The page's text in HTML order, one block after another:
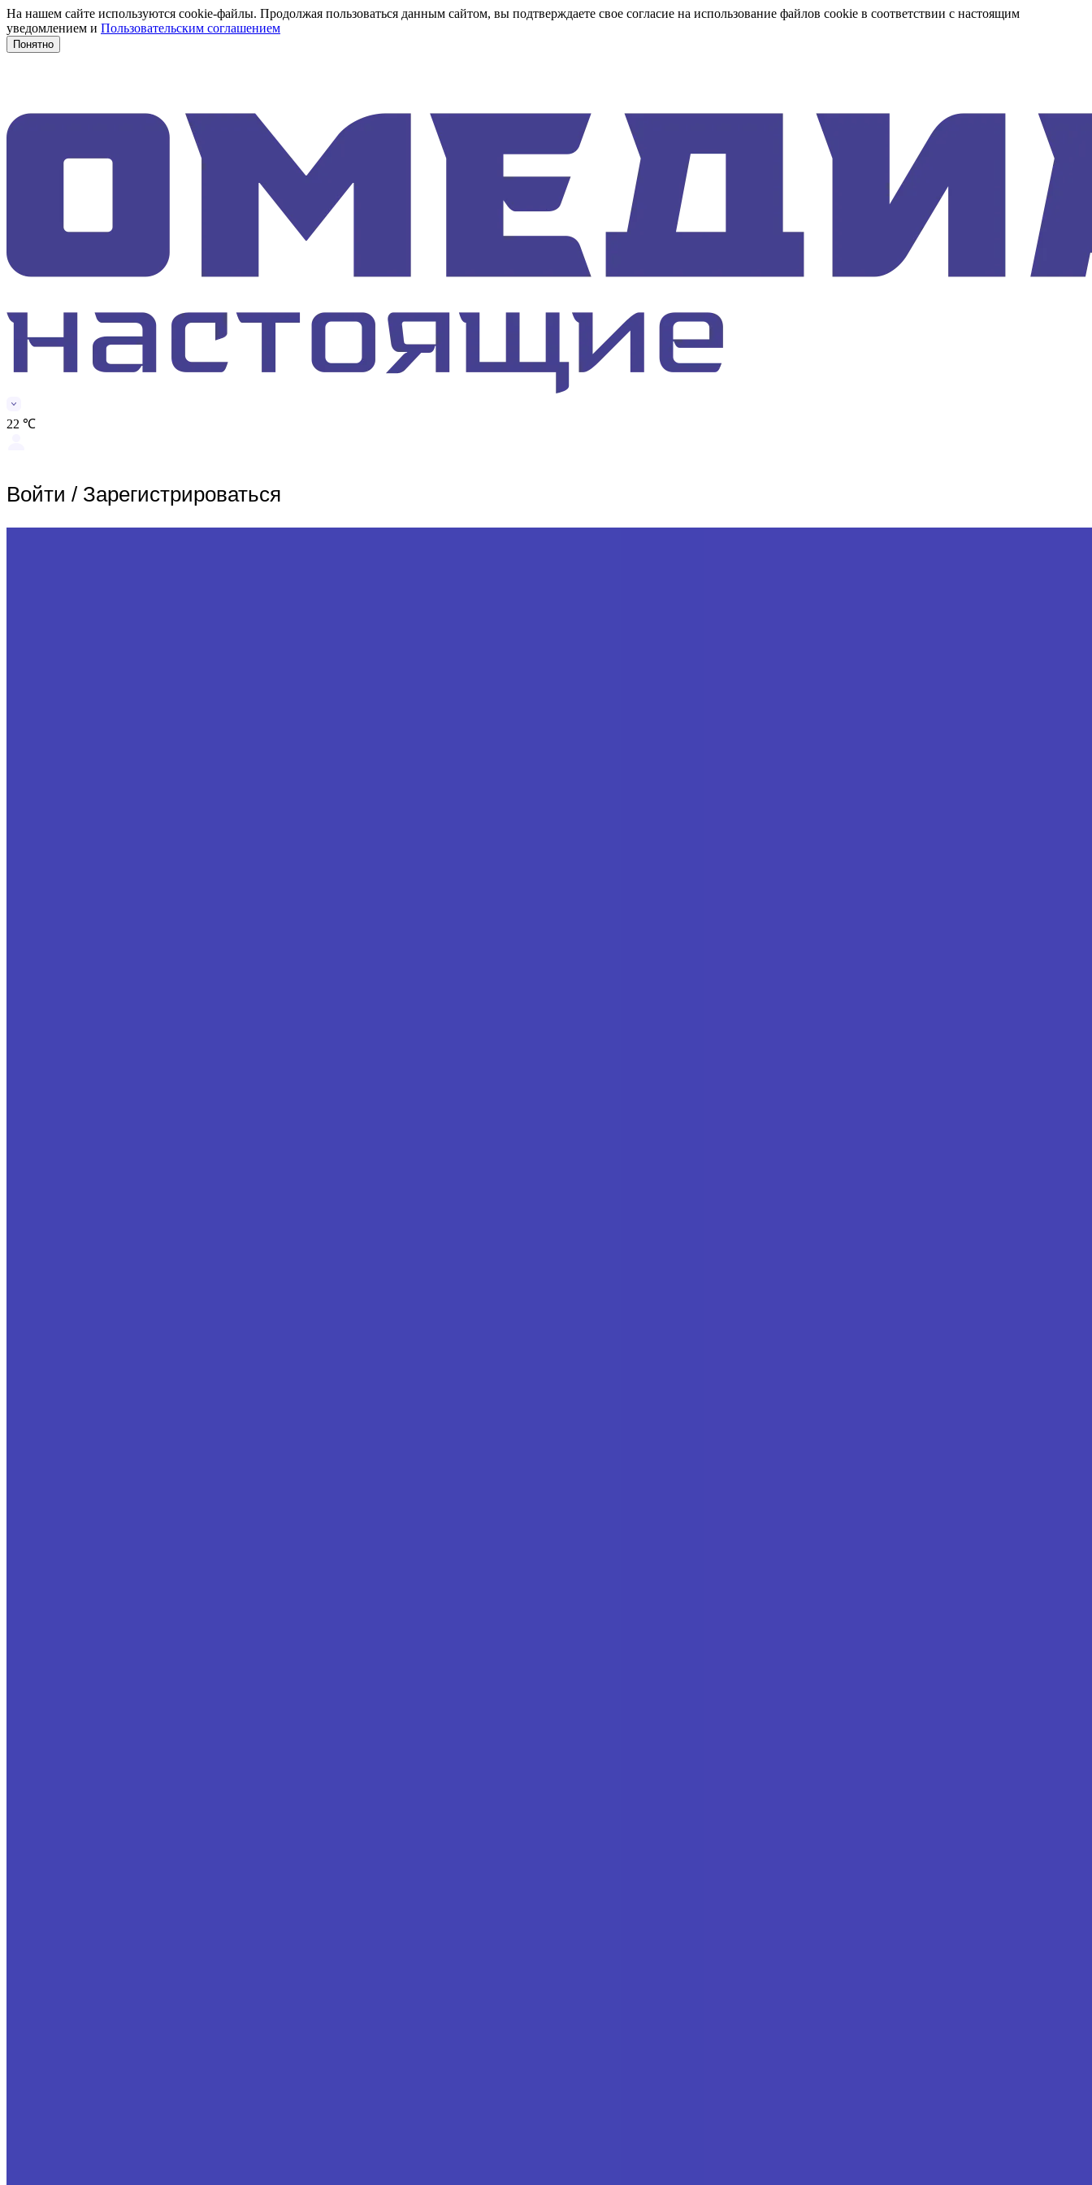
На нашем сайте используются cookie-файлы. Продолжая пользоваться данным сайтом, вы подтверждаете свое согласие на использование файлов cookie в соответствии с настоящим
уведомлением и Пользовательским соглашением
Понятно
22 ℃
Войти / Зарегистрироваться